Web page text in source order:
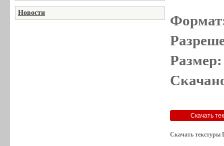
Новости
Скачать текстуры